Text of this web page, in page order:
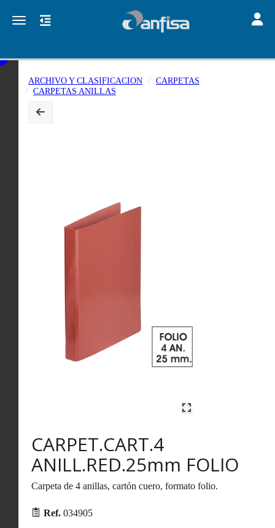
Toggle navigation
ARCHIVO Y CLASIFICACION
CARPETAS
CARPETAS ANILLAS
CARPET.CART.4
ANILL.RED.25mm FOLIO
Carpeta de 4 anillas, cartón cuero, formato folio.
Ref. 034905